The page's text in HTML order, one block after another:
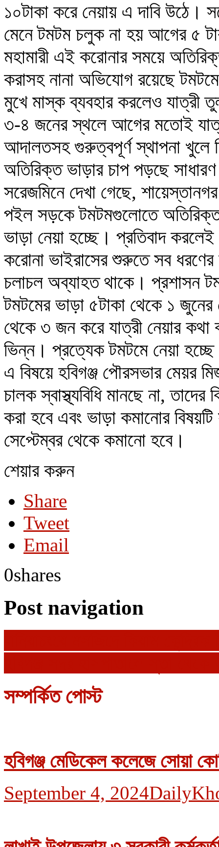
১০টাকা করে নেয়ায় এ দাবি উঠে।
মেনে টমটম চলুক না হয় আগের ৫
মহামারী এই করোনার সময়ে
করাসহ নানা অভিযোগ রয়েছে
মুখে মাস্ক ব্যবহার করলেও যাত্রী
৩-৪ জনের স্থলে আগের মতোই
আদালতসহ গুরুত্বপূর্ণ স্থাপনা খুলে
অতিরিক্ত ভাড়ার চাপ পড়ছে
সরেজমিনে দেখা গেছে,
পইল সড়কে টমটমগুলোতে অতিরিক্ত
ভাড়া নেয়া হচ্ছে। প্রতিবাদ করলেই
করোনা ভাইরাসের শুরুতে সব ধরণের
চলাচল অব্যাহত থাকে। প্রশাসন
টমটমের ভাড়া ৫টাকা থেকে ১
থেকে ৩ জন করে যাত্রী নেয়ার
ভিন্ন। প্রত্যেক টমটমে নেয়া
এ বিষয়ে হবিগঞ্জ পৌরসভার মেয়র
চালক স্বাস্থ্যবিধি মানছে না,
করা হবে এবং ভাড়া কমানোর
সেপ্টেম্বর থেকে কমানো হবে।
শেয়ার করুন
Share
Tweet
Email
0shares
Post navigation
সম্পর্কিত পোস্ট
হবিগঞ্জ মেডিকেল কলেজে সোয়া
September 4, 2024